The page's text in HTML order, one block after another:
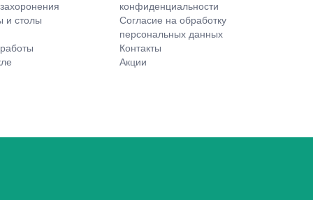
и столы
конфиденциальности
Согласие на обработку
персональных данных
Контакты
Акции